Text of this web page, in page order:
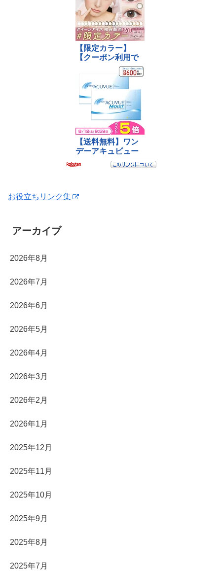
お役立ちリンク集
アーカイブ
2026年8月
2026年7月
2026年6月
2026年5月
2026年4月
2026年3月
2026年2月
2026年1月
2025年12月
2025年11月
2025年10月
2025年9月
2025年8月
2025年7月